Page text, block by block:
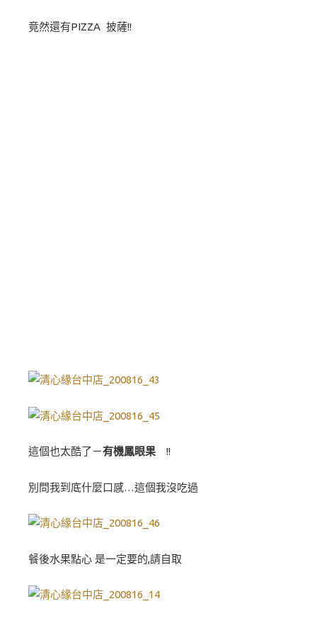
竟然還有PIZZA 披薩!!
這個也太酷了－有機鳳眼果 !!
別問我到底什麼口感…這個我沒吃過
餐後水果點心 是一定要的,請自取